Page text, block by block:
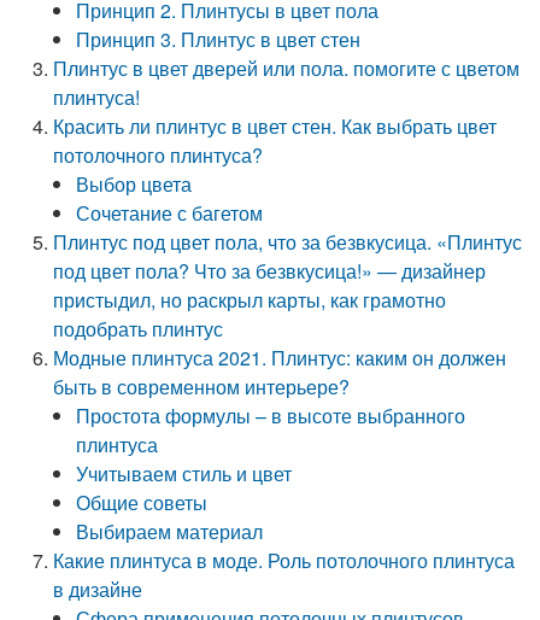
Принцип 2. Плинтусы в цвет пола
Принцип 3. Плинтус в цвет стен
Плинтус в цвет дверей или пола. помогите с цветом
плинтуса!
Красить ли плинтус в цвет стен. Как выбрать цвет
потолочного плинтуса?
Выбор цвета
Сочетание с багетом
Плинтус под цвет пола, что за безвкусица. «Плинтус
под цвет пола? Что за безвкусица!» — дизайнер
пристыдил, но раскрыл карты, как грамотно
подобрать плинтус
Модные плинтуса 2021. Плинтус: каким он должен
быть в современном интерьере?
Простота формулы – в высоте выбранного
плинтуса
Учитываем стиль и цвет
Общие советы
Выбираем материал
Какие плинтуса в моде. Роль потолочного плинтуса
в дизайне